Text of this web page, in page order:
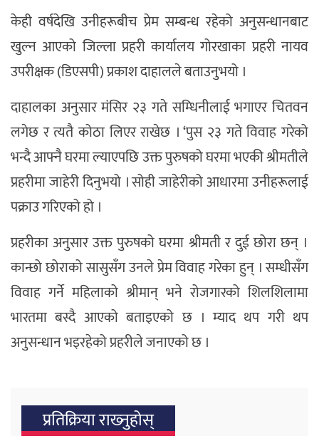
केही वर्षदेखि उनीहरूबीच प्रेम सम्बन्ध रहेको अनुसन्धानबाट
खुल्न आएको जिल्ला प्रहरी कार्यालय गोरखाका प्रहरी नायव
उपरीक्षक (डिएसपी) प्रकाश दाहालले बताउनुभयो ।
दाहालका अनुसार मंसिर २३ गते सम्धिनीलाई भगाएर चितवन
लगेछ र त्यतै कोठा लिएर राखेछ । ‘पुस २३ गते विवाह गरेको
भन्दै आफ्नै घरमा ल्याएपछि उक्त पुरुषको घरमा भएकी श्रीमतीले
प्रहरीमा जाहेरी दिनुभयो । सोही जाहेरीको आधारमा उनीहरूलाई
पक्राउ गरिएको हो ।
प्रहरीका अनुसार उक्त पुरुषको घरमा श्रीमती र दुई छोरा छन् ।
कान्छो छोराको सासुसँग उनले प्रेम विवाह गरेका हुन् । सम्धीसँग
विवाह गर्ने महिलाको श्रीमान् भने रोजगारको शिलशिलामा
भारतमा बस्दै आएको बताइएको छ । म्याद थप गरी थप
अनुसन्धान भइरहेको प्रहरीले जनाएको छ ।
प्रतिक्रिया राख्‍नुहोस्